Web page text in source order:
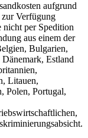
aufgrund
Verfügung
nicht per Spedition
aus einem der
Bulgarien,
Estland
Litauen,
Polen, Portugal,